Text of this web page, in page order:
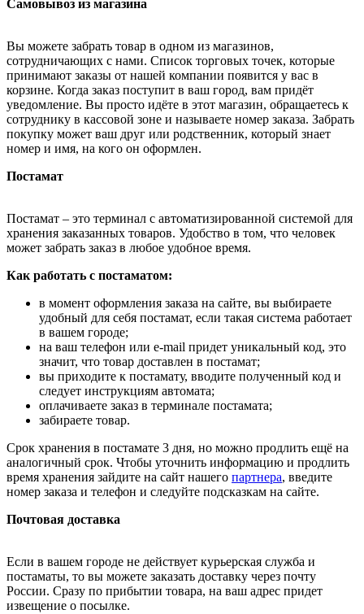
Самовывоз из магазина
Вы можете забрать товар в одном из магазинов,
сотрудничающих с нами. Список торговых точек, которые
принимают заказы от нашей компании появится у вас в
корзине. Когда заказ поступит в ваш город, вам придёт
уведомление. Вы просто идёте в этот магазин, обращаетесь к
сотруднику в кассовой зоне и называете номер заказа. Забрать
покупку может ваш друг или родственник, который знает
номер и имя, на кого он оформлен.
Постамат
Постамат – это терминал с автоматизированной системой для
хранения заказанных товаров. Удобство в том, что человек
может забрать заказ в любое удобное время.
Как работать с постаматом:
в момент оформления заказа на сайте, вы выбираете
удобный для себя постамат, если такая система работает
в вашем городе;
на ваш телефон или e-mail придет уникальный код, это
значит, что товар доставлен в постамат;
вы приходите к постамату, вводите полученный код и
следует инструкциям автомата;
оплачиваете заказ в терминале постамата;
забираете товар.
Срок хранения в постамате 3 дня, но можно продлить ещё на
аналогичный срок. Чтобы уточнить информацию и продлить
время хранения зайдите на сайт нашего партнера, введите
номер заказа и телефон и следуйте подсказкам на сайте.
Почтовая доставка
Если в вашем городе не действует курьерская служба и
постаматы, то вы можете заказать доставку через почту
России. Сразу по прибытии товара, на ваш адрес придет
извещение о посылке.